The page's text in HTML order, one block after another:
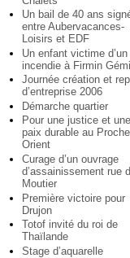
Un bail de 40 ans
entre Aubervacances-
Loisirs et EDF
Un enfant victime d’un
incendie à Firmin
Journée création et
d’entreprise 2006
Démarche quartier
Pour une justice et une
paix durable au
Orient
Curage d’un ouvrage
d’assainissement rue
Moutier
Première victoire pour
Drujon
Totof invité du roi de
Thaïlande
Stage d’aquarelle